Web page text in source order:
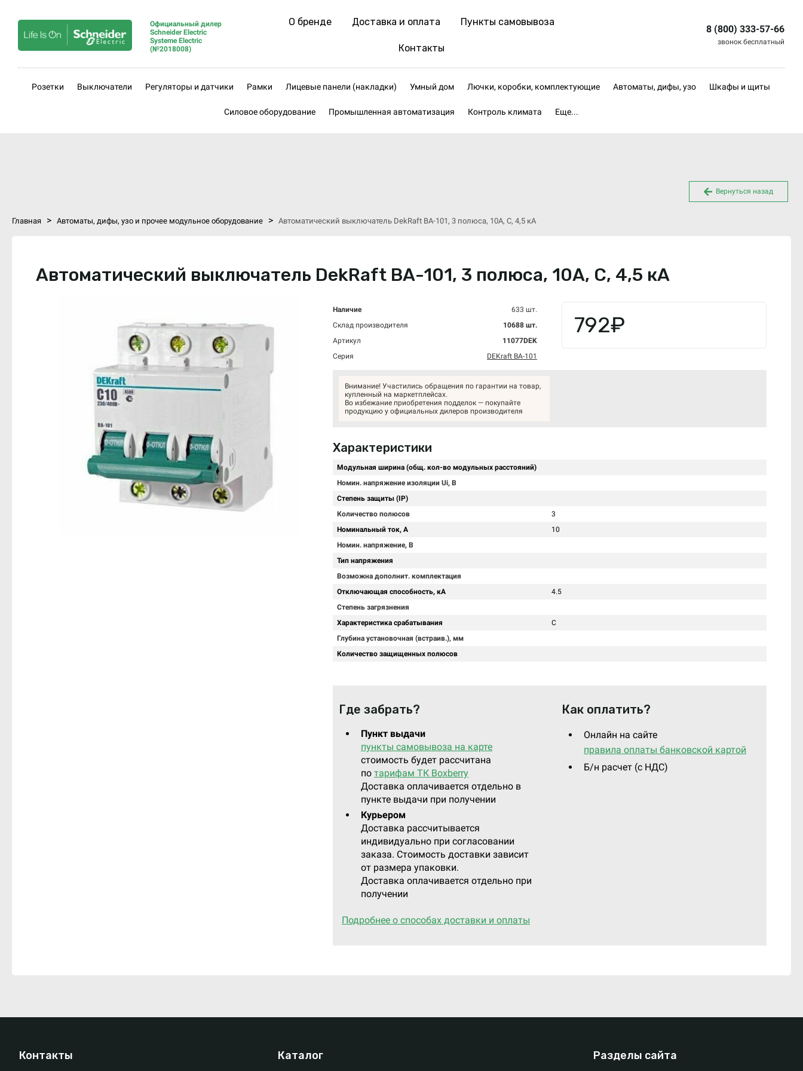
Официальный дилер
Schneider Electric
Systeme Electric
(№2018008)
О бренде Доставка и оплата Пункты самовывоза
Контакты
8 (800) 333-57-66
звонок бесплатный
Розетки Выключатели Регуляторы и датчики Рамки Лицевые панели (накладки) Умный дом Лючки, коробки, комплектующие Автоматы, дифы, узо Шкафы и щиты
Силовое оборудование Промышленная автоматизация Контроль климата Еще...
Вернуться назад
Главная > Автоматы, дифы, узо и прочее модульное оборудование > Автоматический выключатель DekRaft ВА-101, 3 полюса, 10А, С, 4,5 кА
Автоматический выключатель DekRaft ВА-101, 3 полюса, 10А, С, 4,5 кА
Наличие
633 шт.
Склад производителя
10688 шт.
Артикул
11077DEK
Серия
DEKraft ВА-101
792₽
Внимание! Участились обращения по гарантии на товар,
купленный на маркетплейсах.
Во избежание приобретения подделок — покупайте
продукцию у официальных дилеров производителя
Характеристики
Модульная ширина (общ. кол-во модульных расстояний)
Номин. напряжение изоляции Ui, В
Степень защиты (IP)
Количество полюсов
3
Номинальный ток, А
10
Номин. напряжение, В
Тип напряжения
Возможна дополнит. комплектация
Отключающая способность, кА
4.5
Степень загрязнения
Характеристика срабатывания
C
Глубина установочная (встраив.), мм
Количество защищенных полюсов
Где забрать?
Пункт выдачи
пункты самовывоза на карте
стоимость будет рассчитана
по тарифам ТК Boxberry
Доставка оплачивается отдельно в
пункте выдачи при получении
Курьером
Доставка рассчитывается
индивидуально при согласовании
заказа. Стоимость доставки зависит
от размера упаковки.
Доставка оплачивается отдельно при
получении
Подробнее о способах доставки и оплаты
Как оплатить?
Онлайн на сайте
правила оплаты банковской картой
Б/н расчет (c НДС)
Контакты Каталог Разделы сайта